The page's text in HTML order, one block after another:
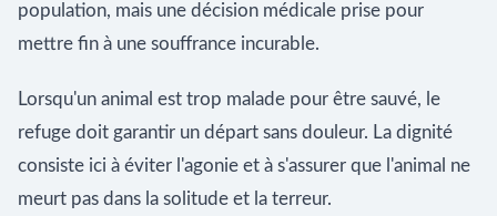
population, mais une décision médicale prise pour
mettre fin à une souffrance incurable.
Lorsqu'un animal est trop malade pour être sauvé, le
refuge doit garantir un départ sans douleur. La dignité
consiste ici à éviter l'agonie et à s'assurer que l'animal ne
meurt pas dans la solitude et la terreur.